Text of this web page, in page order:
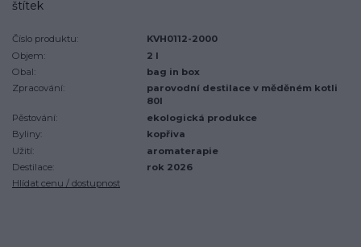
Číslo produktu:
KVH0112-2000
Objem:
2 l
Obal:
bag in box
Zpracování:
parovodní destilace v měděném kotli
80l
Pěstování:
ekologická produkce
Byliny:
kopřiva
Užití:
aromaterapie
Destilace:
rok 2026
Hlídat cenu / dostupnost